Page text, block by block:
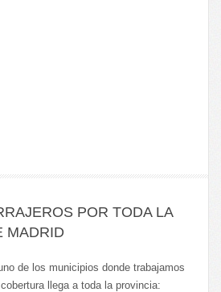
POR TODA LA
MADRID
de los municipios donde trabajamos
llega a toda la provincia: